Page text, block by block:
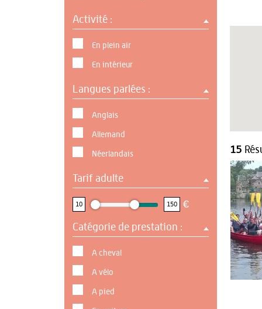
Activité :
En plein air
En intérieur
Langues parlées :
Anglais
Allemand
Néerlandais
Tarif adulte
10 150 €
Catégorie de prestation :
A cheval
A vélo
A pied
15